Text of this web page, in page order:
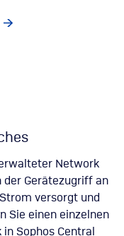
Network
Gerätezugriff an
versorgt und
Sie einen einzelnen
Sophos Central